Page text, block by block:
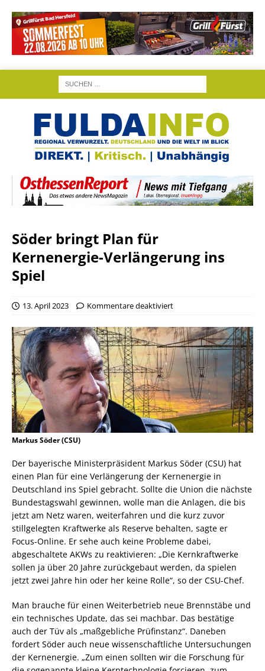
Söder bringt Plan für
Kernenergie-Verlängerung ins
Spiel
13. April 2023 Kommentare deaktiviert
Markus Söder (CSU)
Der bayerische Ministerpräsident Markus Söder (CSU) hat
einen Plan für eine Verlängerung der Kernenergie in
Deutschland ins Spiel gebracht. Sollte die Union die nächste
Bundestagswahl gewinnen, wolle man die Anlagen, die bis
jetzt am Netz waren, weiterfahren und die kurz zuvor
stillgelegten Kraftwerke als Reserve behalten, sagte er
Focus-Online. Er sehe auch keine Probleme dabei,
abgeschaltete AKWs zu reaktivieren: „Die Kernkraftwerke
sollen ja über 20 Jahre zurückgebaut werden, da spielen
jetzt zwei Jahre hin oder her keine Rolle“, so der CSU-Chef.
Man brauche für einen Weiterbetrieb neue Brennstäbe und
ein technisches Update, das sei machbar. Das bestätige
auch der Tüv als „maßgebliche Prüfinstanz“. Daneben
fordert Söder auch neue wissenschaftliche Untersuchungen
der Kernenergie. „Zum einen sollten wir die Forschung für